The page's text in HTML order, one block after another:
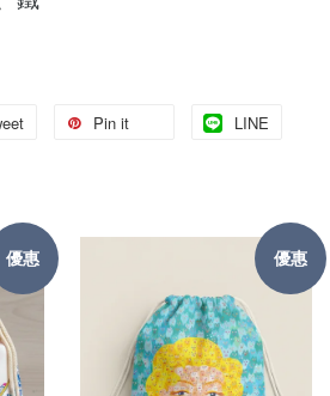
Pin it LINE
優惠 優惠